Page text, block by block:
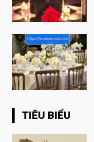
TIÊU BIỂU